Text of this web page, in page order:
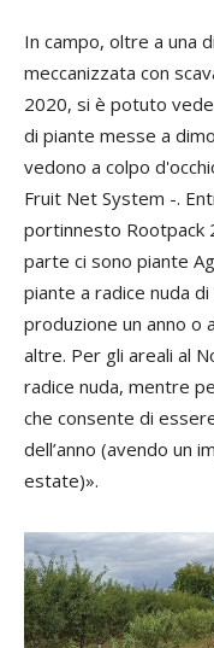
In campo, oltre a una
meccanizzata con
2020, si è potuto
di piante messe a
vedono a colpo
Fruit Net System -.
portinnesto Rootpack
parte ci sono piante
piante a radice nuda
produzione un anno o
altre. Per gli areali al
radice nuda, mentre
che consente di
dell’anno (avendo un
estate)».